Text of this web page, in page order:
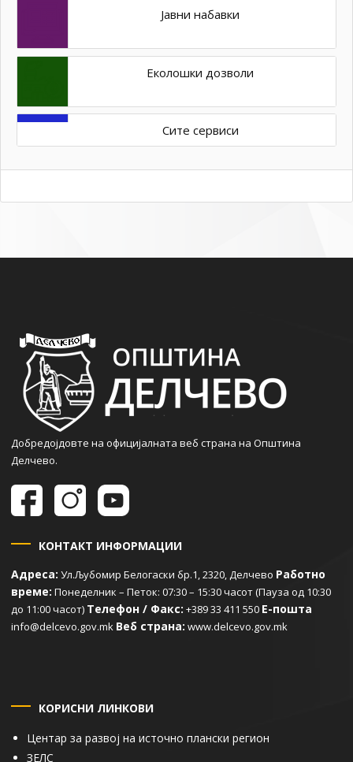
Јавни набавки
Еколошки дозволи
Сите сервиси
Добредојдовте на официјалната веб страна на Општина
Делчево.
КОНТАКТ ИНФОРМАЦИИ
Адреса: Ул.Љубомир Белогаски бр.1, 2320, Делчево Работно
време: Понеделник – Петок: 07:30 – 15:30 часот (Пауза од 10:30
до 11:00 часот) Телефон / Факс: +389 33 411 550 Е-пошта
info@delcevo.gov.mk Веб страна: www.delcevo.gov.mk
КОРИСНИ ЛИНКОВИ
Центар за развој на источно плански регион
ЗЕЛС